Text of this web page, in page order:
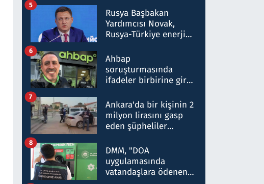
Rusya Başbakan
Yardımcısı Novak,
Rusya-Türkiye enerji
nitelikte olduğunu
belirtti
5
Ahbap
soruşturmasında
ifadeler birbirine girdi:
ifadelerinden ortaya
çıkan tablo şok etti
6
Ankara'da bir kişinin 2
milyon lirasını gasp
eden şüpheliler
7
DMM, "DOA
uygulamasında
vatandaşlara ödenen
8